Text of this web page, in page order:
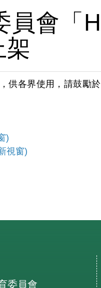
員會「
架
供各界使用，請鼓勵
)
視窗)
委員會